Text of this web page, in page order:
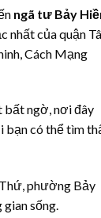
ngã tư Bảy
nhất của quận
Cách Mạng
bất ngờ, nơi đây
bạn có thể tìm
phường Bảy
sống.